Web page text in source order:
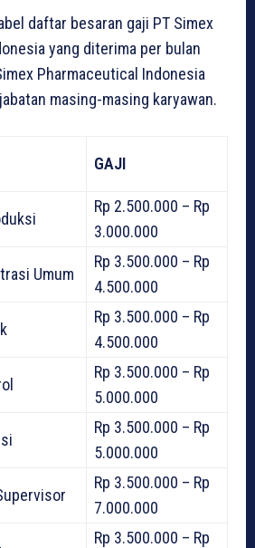
daftar besaran gaji PT Simex
yang diterima per bulan
Pharmaceutical Indonesia
masing-masing karyawan.
GAJI
Rp 2.500.000 – Rp
3.000.000
Umum
Rp 3.500.000 – Rp
4.500.000
Rp 3.500.000 – Rp
4.500.000
Rp 3.500.000 – Rp
5.000.000
Rp 3.500.000 – Rp
5.000.000
Rp 3.500.000 – Rp
7.000.000
Rp 3.500.000 – Rp